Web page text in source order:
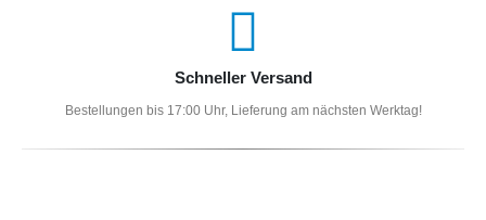
Schneller Versand
Bestellungen bis 17:00 Uhr, Lieferung am nächsten Werktag!